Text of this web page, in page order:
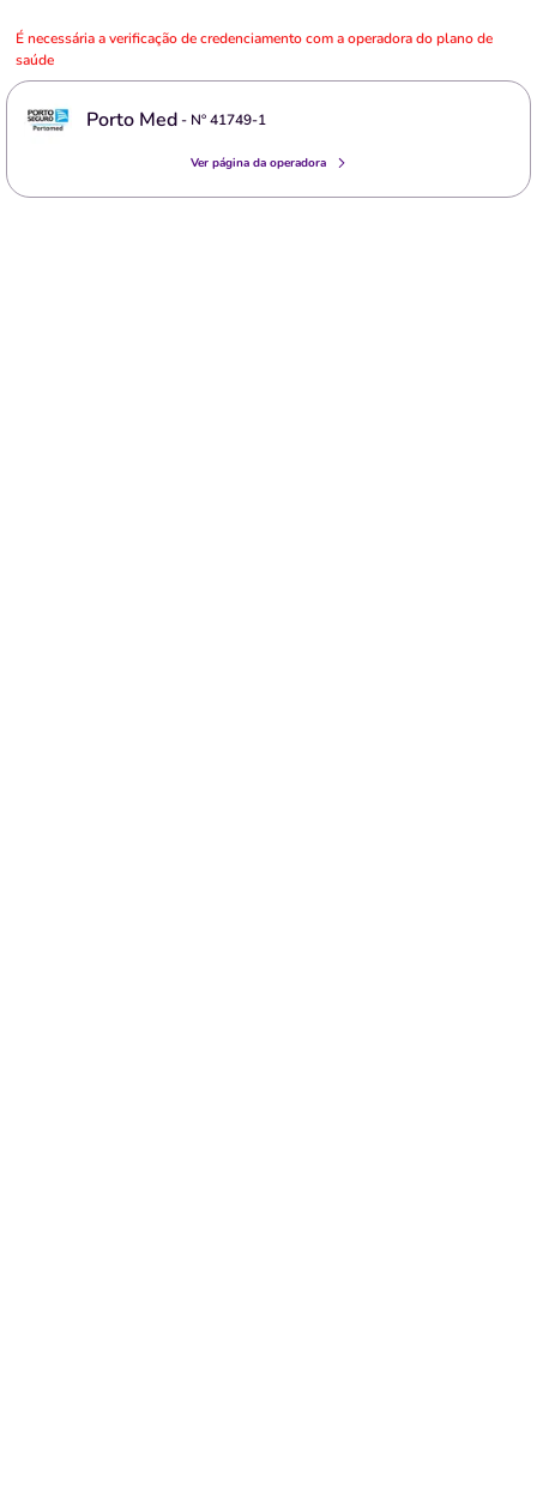
É necessária a verificação de credenciamento com a operadora do plano de
saúde
Porto Med- Nº41749-1
Ver página da operadora